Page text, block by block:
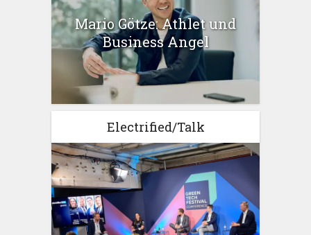
Mario Götze: Athlet und
Business Angel
Electrified/Talk